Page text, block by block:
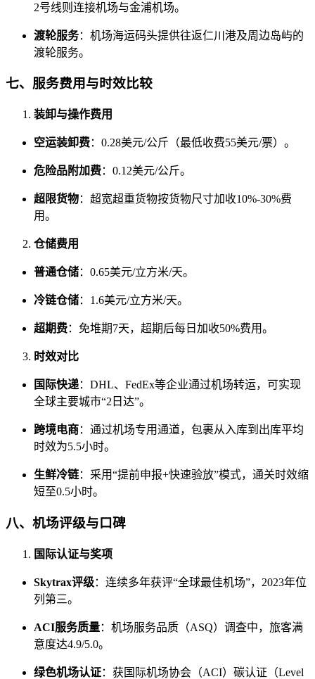
2号线则连接机场与金浦机场。
渡轮服务：机场海运码头提供往返仁川港及周边岛屿的
渡轮服务。
七、服务费用与时效比较
装卸与操作费用
空运装卸费：0.28美元/公斤（最低收费55美元/票）。
危险品附加费：0.12美元/公斤。
超限货物：超宽超重货物按货物尺寸加收10%-30%费
用。
仓储费用
普通仓储：0.65美元/立方米/天。
冷链仓储：1.6美元/立方米/天。
超期费：免堆期7天，超期后每日加收50%费用。
时效对比
国际快递：DHL、FedEx等企业通过机场转运，可实现
全球主要城市“2日达”。
跨境电商：通过机场专用通道，包裹从入库到出库平均
时效为5.5小时。
生鲜冷链：采用“提前申报+快速验放”模式，通关时效缩
短至0.5小时。
八、机场评级与口碑
国际认证与奖项
Skytrax评级：连续多年获评“全球最佳机场”，2023年位
列第三。
ACI服务质量：机场服务品质（ASQ）调查中，旅客满
意度达4.9/5.0。
绿色机场认证：获国际机场协会（ACI）碳认证（Level